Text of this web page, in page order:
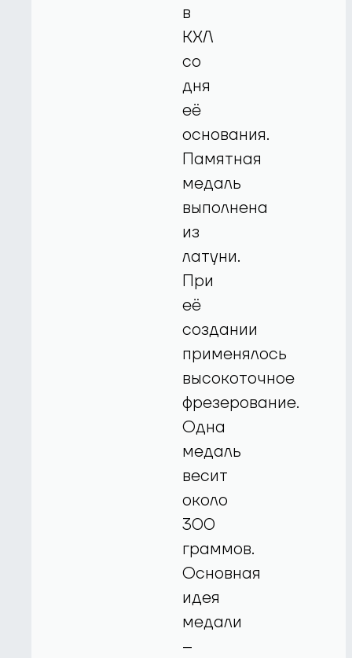
в
КХЛ
со
дня
её
основания.
Памятная
медаль
выполнена
из
латуни.
При
её
создании
применялось
высокоточное
фрезерование.
Одна
медаль
весит
около
300
граммов.
Основная
идея
медали
–